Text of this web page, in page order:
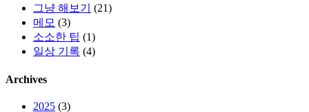
그냥 해보기
(21)
메모 (3)
소소한 팁 (1)
일상 기록 (4)
Archives
2025 (3)